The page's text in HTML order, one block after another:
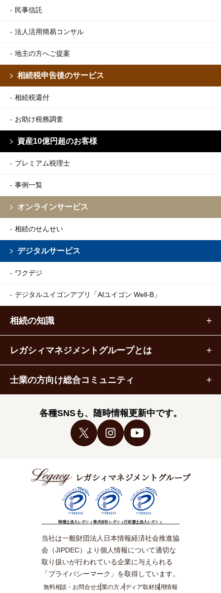
民事信託
法人活用簡易コンサル
地主の方へご提案
相続税申告後のサービス
相続税還付
お助け税務調査
資産10億円超のお客様
プレミアム税理士
事例一覧
オンラインサービス
相続のせんせい
デジタルサービス
ワクデジ
デジタルユイゴンアプリ 「AIユイゴン Well-B」
相続の知識
レガシィマネジメントグループとは
士業の方向け総合コミュニティ
各種SNSも、随時情報更新中です。
レガシィマネジメントグループ
税理士法人レガシィ株式会社レガシィ行政書士法人レガシィ
当社は一般財団法人日本情報経済社会推進協
会（JIPDEC）より個人情報について適切な
取り扱いが行われている企業に与えられる
「プライバシーマーク」を取得しています。
無料相談・お問合せ士業の方メディア取材採用情報